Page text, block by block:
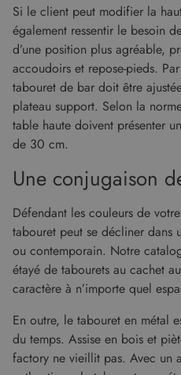
Si le client peut modifier la
également ressentir le besoin
d’une position plus agréable,
accoudoirs et repose-pieds.
tabouret de bar doit être
plateau support. Selon la
table haute doivent présenter
de 30 cm.
Une conjugaison
Défendant les couleurs de
tabouret peut se décliner dans
ou contemporain. Notre
étayé de tabourets au cachet
caractère à n’importe quel
En outre, le tabouret en métal
du temps. Assise en bois et
factory ne vieillit pas. Avec un
Nom